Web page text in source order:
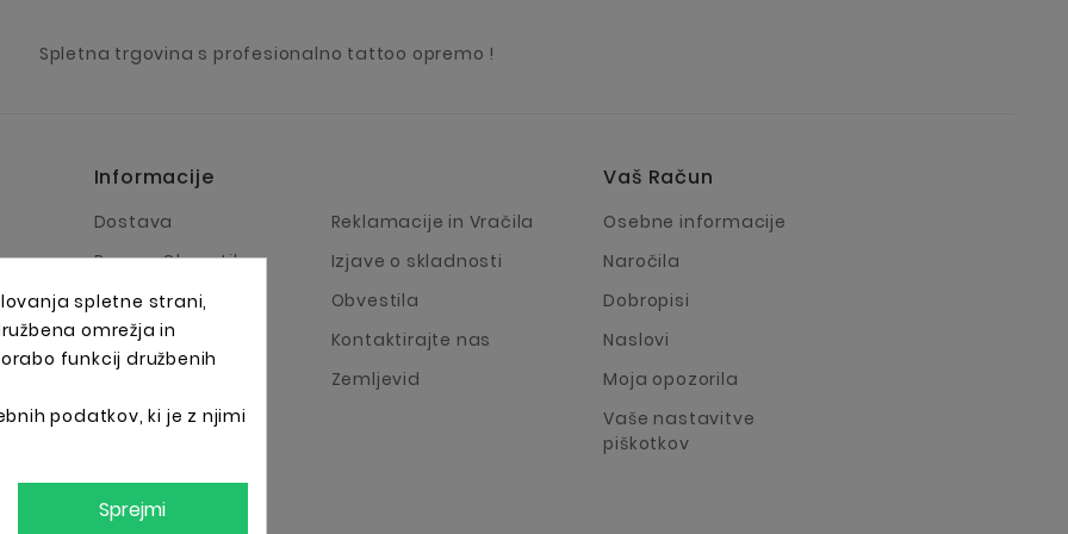
Spletna trgovina s profesionalno tattoo opremo !
Informacije
Dostava
Pravno Obvestilo
Pogoji Poslovanja
O Podjetju
Reklamacije in Vračila
Izjave o skladnosti
Obvestila
Kontaktirajte nas
Zemljevid
Vaš Račun
Osebne informacije
Naročila
Dobropisi
Naslovi
Moja opozorila
Vaše nastavitve
piškotkov
spletne strani,
omrežja in
funkcij družbenih
podatkov, ki je z njimi
Sprejmi